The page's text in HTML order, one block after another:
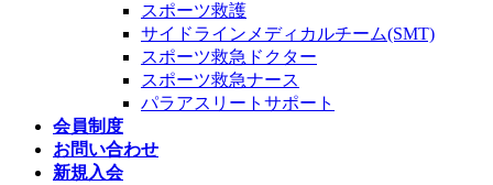
スポーツ救護
サイドラインメディカルチーム(SMT)
スポーツ救急ドクター
スポーツ救急ナース
パラアスリートサポート
会員制度
お問い合わせ
新規入会